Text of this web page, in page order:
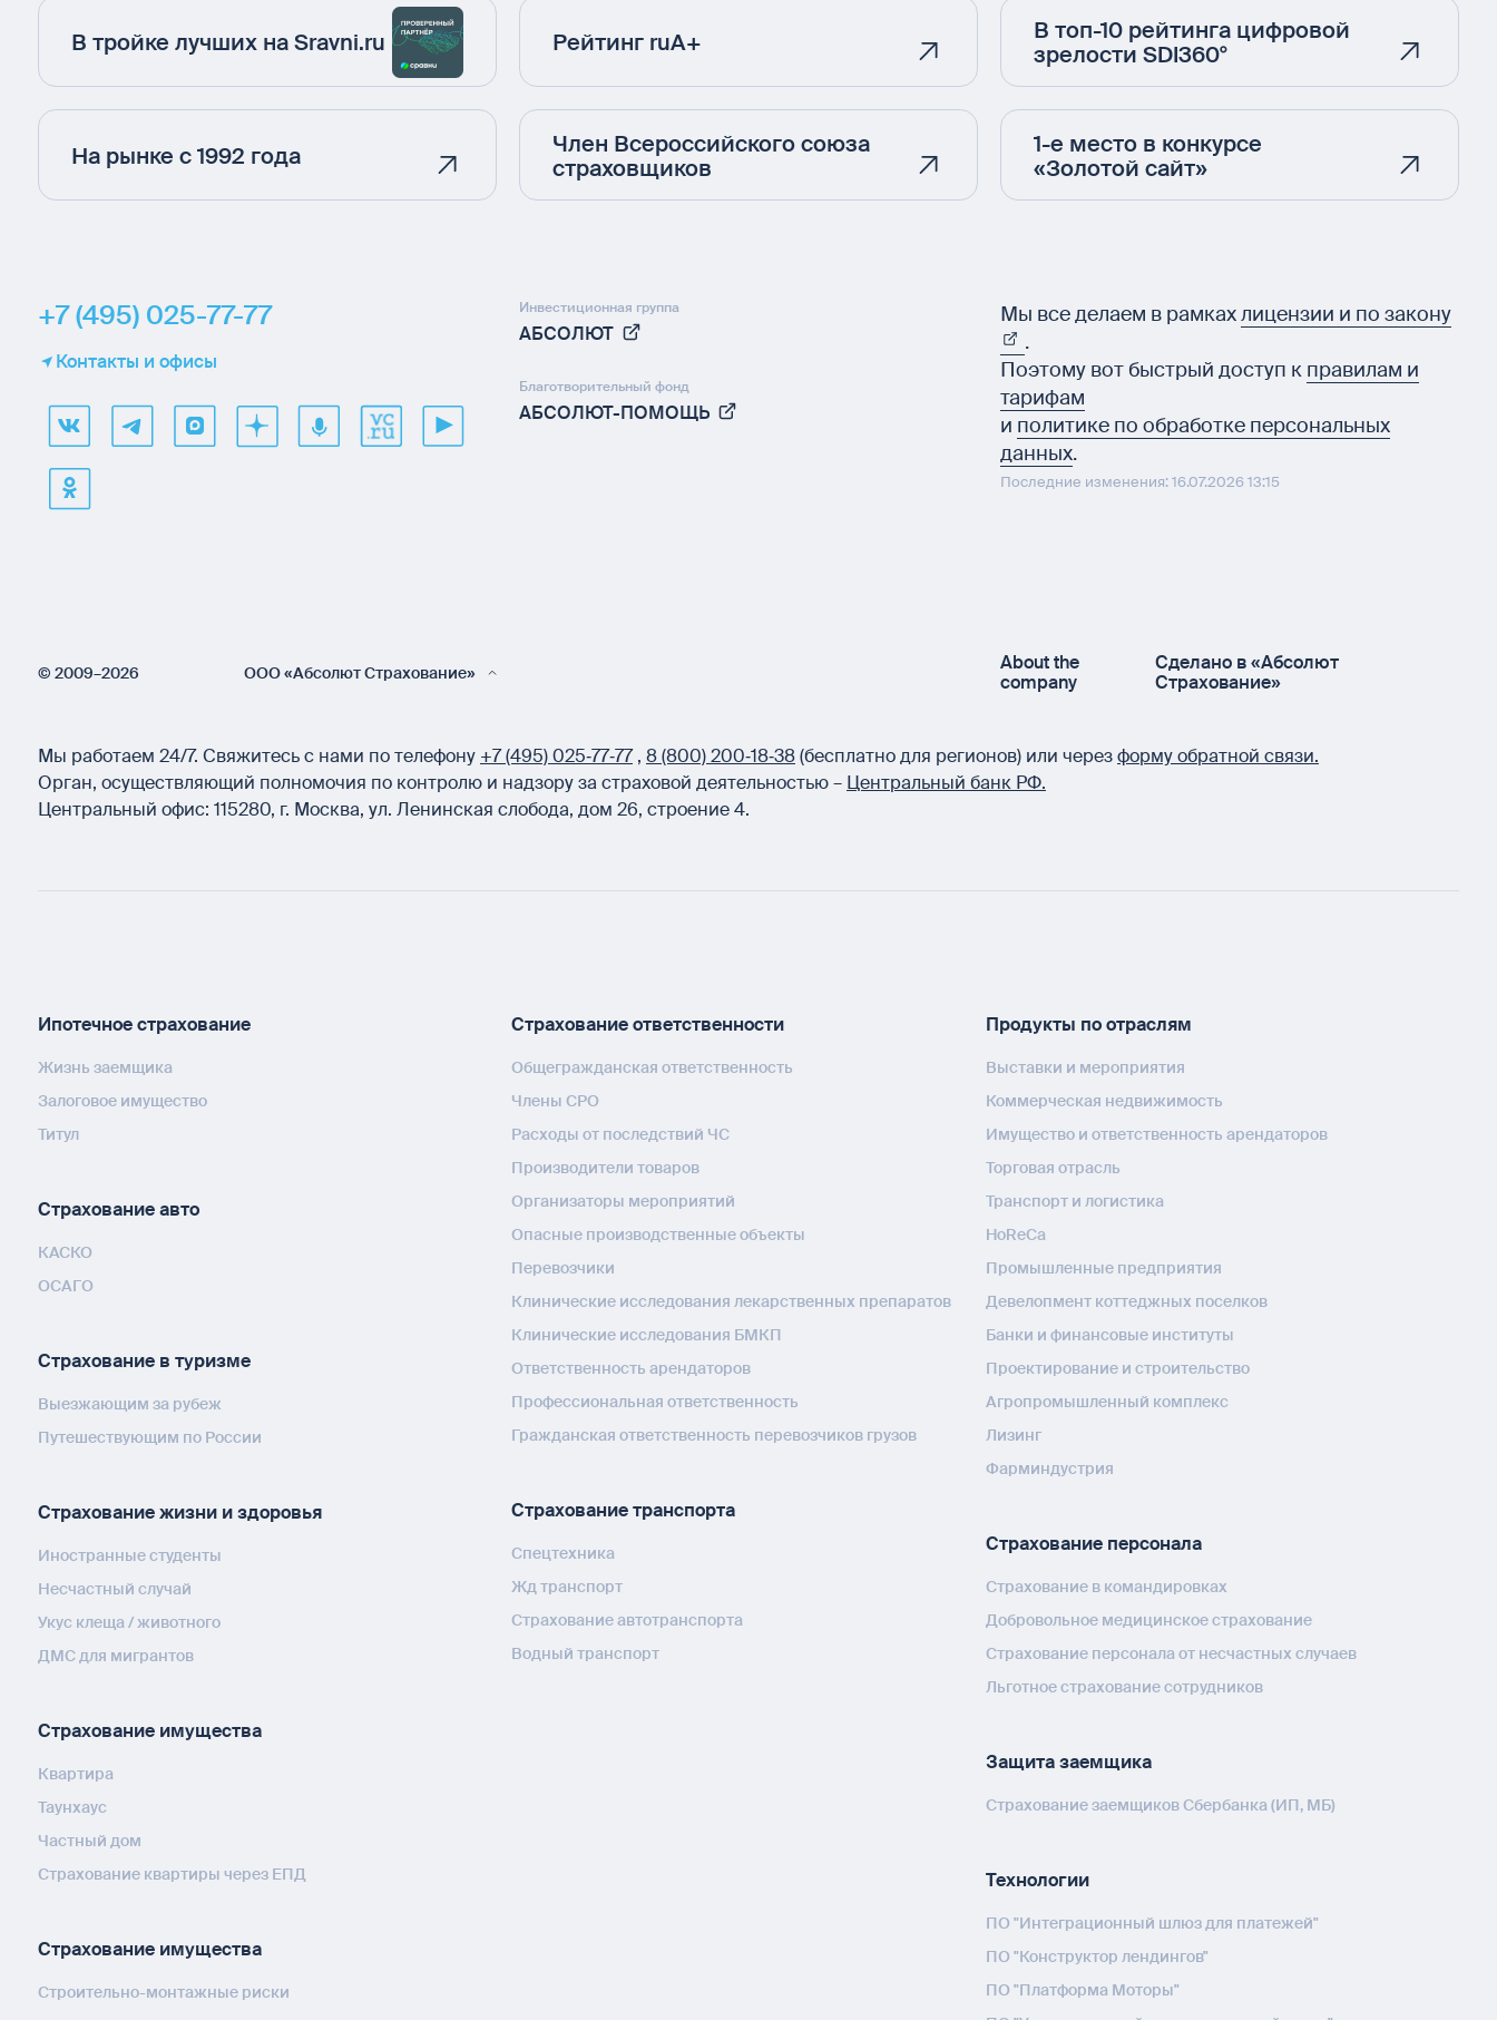
В тройке лучших на Sravni.ru
На рынке с 1992 года
Рейтинг ruA+
Член Всероссийского союза
страховщиков
В топ-10 рейтинга цифровой
зрелости SDI360°
1-е место в конкурсе
«Золотой сайт»
+7 (495) 025-77-77
Контакты и офисы
Инвестиционная группа
АБСОЛЮТ
Благотворительный фонд
АБСОЛЮТ-ПОМОЩЬ
Мы все делаем в рамкахлицензии и по закону
.
Поэтому вот быстрый доступ к правилам и
тарифам
и политике по обработке персональных
данных.
Последние изменения: 16.07.2026 13:15
© 2009–2026 ООО «Абсолют Страхование»
About the
company
Сделано в «Абсолют
Страхование»
Мы работаем 24/7. Свяжитесь с нами по телефону +7 (495) 025‑77‑77 , 8 (800) 200‑18‑38(бесплатно для регионов) или черезформу обратной связи.
Орган, осуществляющий полномочия по контролю и надзору за страховой деятельностью – Центральный банк РФ.
Центральный офис: 115280, г. Москва, ул. Ленинская слобода, дом 26, строение 4.
Ипотечное страхование
Жизнь заемщика
Залоговое имущество
Титул
Страхование авто
КАСКО
ОСАГО
Страхование в туризме
Выезжающим за рубеж
Путешествующим по России
Страхование жизни и здоровья
Иностранные студенты
Несчастный случай
Укус клеща / животного
ДМС для мигрантов
Страхование имущества
Квартира
Таунхаус
Частный дом
Страхование квартиры через ЕПД
Страхование имущества
Строительно-монтажные риски
Страхование ответственности
Общегражданская ответственность
Члены СРО
Расходы от последствий ЧС
Производители товаров
Организаторы мероприятий
Опасные производственные объекты
Перевозчики
Клинические исследования лекарственных препаратов
Клинические исследования БМКП
Ответственность арендаторов
Профессиональная ответственность
Гражданская ответственность перевозчиков грузов
Страхование транспорта
Спецтехника
Жд транспорт
Страхование автотранспорта
Водный транспорт
Продукты по отраслям
Выставки и мероприятия
Коммерческая недвижимость
Имущество и ответственность арендаторов
Торговая отрасль
Транспорт и логистика
HoReCa
Промышленные предприятия
Девелопмент коттеджных поселков
Банки и финансовые институты
Проектирование и строительство
Агропромышленный комплекс
Лизинг
Фарминдустрия
Страхование персонала
Страхование в командировках
Добровольное медицинское страхование
Страхование персонала от несчастных случаев
Льготное страхование сотрудников
Защита заемщика
Страхование заемщиков Сбербанка (ИП, МБ)
Технологии
ПО "Интеграционный шлюз для платежей"
ПО "Конструктор лендингов"
ПО "Платформа Моторы"